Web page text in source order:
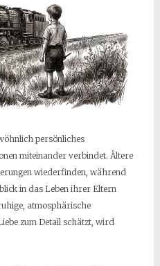
persönliches
miteinander verbindet. Ältere
wiederfinden, während
in das Leben ihrer Eltern
atmosphärische
zum Detail schätzt, wird